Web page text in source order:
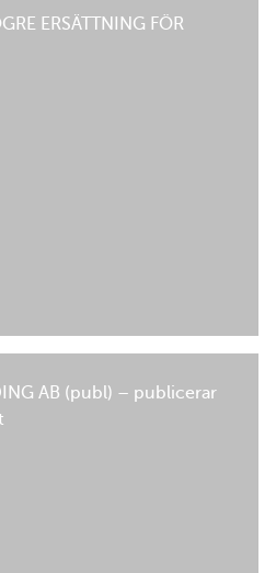
ERSÄTTNING FÖR
AB (publ) – publicerar